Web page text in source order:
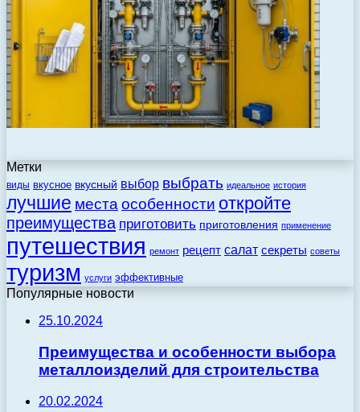
Метки
виды вкусное вкусный выбор выбрать идеальное история
лучшие места особенности откройте
преимущества приготовить приготовления применение
путешествия ремонт рецепт салат секреты советы
туризм услуги эффективные
Популярные новости
25.10.2024
Преимущества и особенности выбора
металлоизделий для строительства
20.02.2024